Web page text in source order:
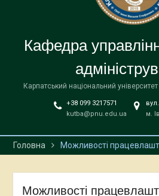
участь у 54-годинному
хакатоні в Англії
будуть отримувати
голови
Кафедра
Карпатський національний
+38 099 3217571
kutba@pnu.edu.ua
м.
Головна Можливості
Можливості